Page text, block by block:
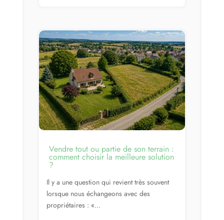
Vendre tout ou partie de son terrain :
comment choisir la meilleure solution
?
Il y a une question qui revient très souvent
lorsque nous échangeons avec des
propriétaires : «...